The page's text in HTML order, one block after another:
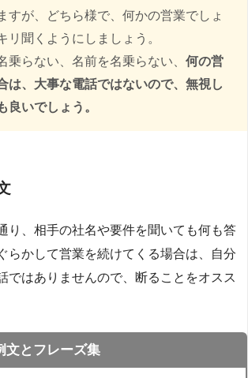
すが、どちら様で、何かの営業でしょ
リ聞くようにしましょう。
乗らない、名前を名乗らない、 何の営
は、大事な電話ではないので、無視し
良いでしょう。
り、相手の社名や要件を聞いても何も答
らかして営業を続けてくる場合は、自分
ではありませんので、断ることをオスス
とフレーズ集